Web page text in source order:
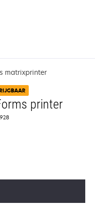
matrixprinter
printer